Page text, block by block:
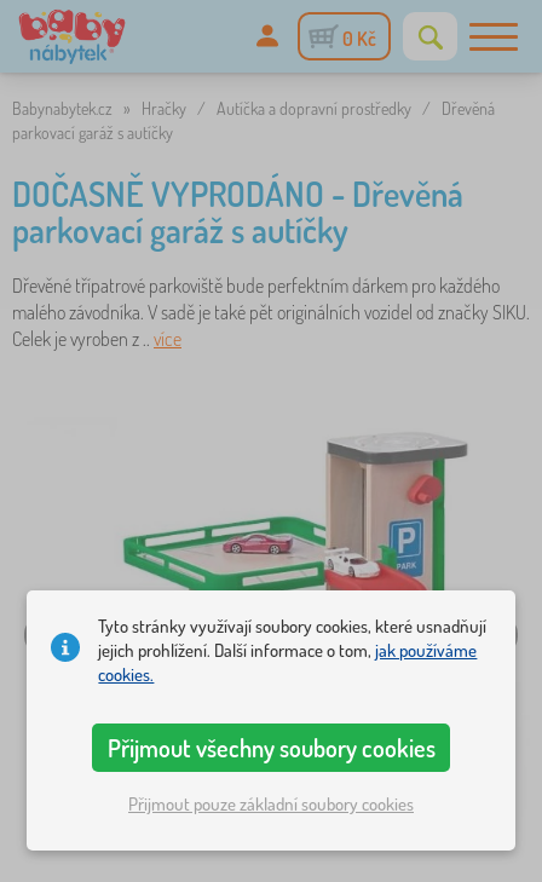
0 Kč
Babynabytek.cz » Hračky / Autíčka a dopravní prostředky /
Dřevěná
parkovací garáž s autíčky
DOČASNĚ VYPRODÁNO - Dřevěná
parkovací garáž s autíčky
Dřevěné třípatrové parkoviště bude perfektním dárkem pro každého
malého závodníka. V sadě je také pět originálních vozidel od značky SIKU.
Celek je vyroben z .. více
Tyto stránky využívají soubory cookies, které usnadňují
jejich prohlížení. Další informace o tom,jak používáme
cookies.
Přijmout všechny soubory cookies
Přijmout pouze základní soubory cookies